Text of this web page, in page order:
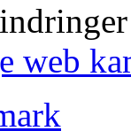
web